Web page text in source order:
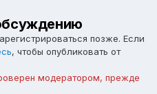
позже. Если
, чтобы опубликовать от
модератором, прежде